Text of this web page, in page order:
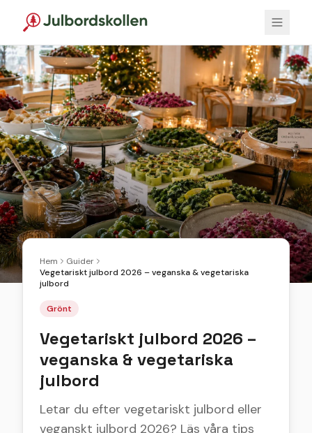
Hem
Guider
Vegetariskt julbord 2026 – veganska & vegetariska
julbord
Grönt
Vegetariskt julbord 2026 –
veganska & vegetariska
julbord
Letar du efter vegetariskt julbord eller
veganskt julbord 2026? Läs våra tips